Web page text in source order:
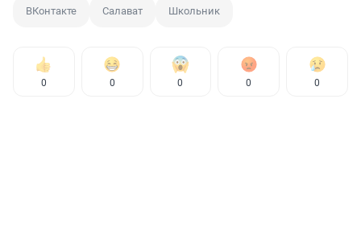
ВКонтакте Салават Школьник
0 0 0 0 0